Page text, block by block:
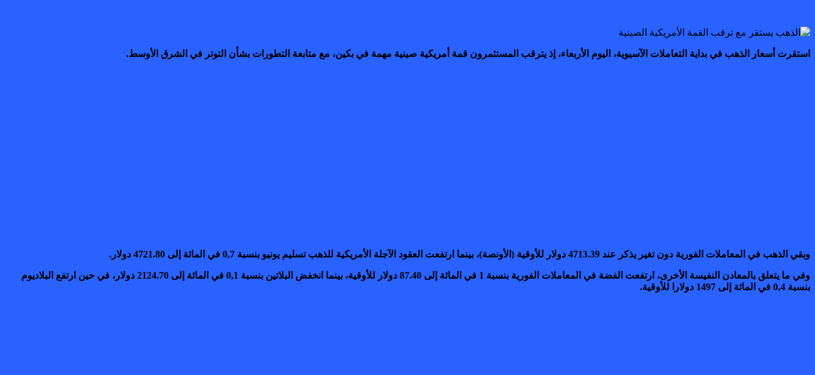
استقرت أسعار الذهب في بداية التعاملات الآسيوية، اليوم الأربعاء، إذ يترقب المستثمرون قمة أمريكية صينية مهمة في بكين، مع متابعة التطورات بشأن التوتر في الشرق الأوسط.
وبقي الذهب في المعاملات الفورية دون تغير يذكر عند 4713.39 دولار للأوقية (الأونصة)، بينما ارتفعت العقود الآجلة الأمريكية للذهب تسليم يونيو بنسبة 0,7 في المائة إلى 4721.80 دولار.
وفي ما يتعلق بالمعادن النفيسة الأخرى، ارتفعت الفضة في المعاملات الفورية بنسبة 1 في المائة إلى 87.40 دولار للأوقية، بينما انخفض البلاتين بنسبة 0,1 في المائة إلى 2124.70 دولار، في حين ارتفع البلاديوم
بنسبة 0,4 في المائة إلى 1497 دولارا للأوقية.